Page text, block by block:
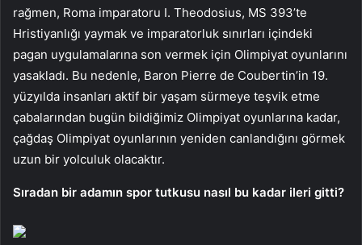
rağmen, Roma imparatoru I. Theodosius, MS 393’te
Hristiyanlığı yaymak ve imparatorluk sınırları içindeki
pagan uygulamalarına son vermek için Olimpiyat oyunlarını
yasakladı. Bu nedenle, Baron Pierre de Coubertin’in 19.
yüzyılda insanları aktif bir yaşam sürmeye teşvik etme
çabalarından bugün bildiğimiz Olimpiyat oyunlarına kadar,
çağdaş Olimpiyat oyunlarının yeniden canlandığını görmek
uzun bir yolculuk olacaktır.
Sıradan bir adamın spor tutkusu nasıl bu kadar ileri gitti?